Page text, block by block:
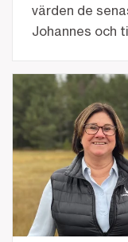
värden de
Johannes och
Här finns